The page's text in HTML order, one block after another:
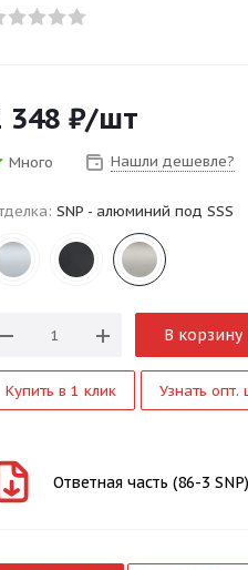
348 ₽/шт
Много Нашли дешевле?
SNP - алюминий под SSS
В корзину
Купить в 1 клик Узнать опт.
Ответная часть (86-3